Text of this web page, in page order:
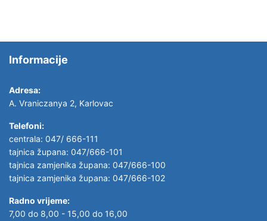
Informacije
Adresa:
A. Vraniczanya 2, Karlovac
Telefoni:
centrala: 047/ 666-111
tajnica župana: 047/666-101
tajnica zamjenika župana: 047/666-100
tajnica zamjenika župana: 047/666-102
Radno vrijeme:
7,00 do 8,00 - 15,00 do 16,00